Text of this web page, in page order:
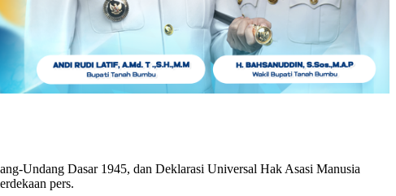
Undang Dasar 1945, dan Deklarasi Universal Hak Asasi Manusia
pers.